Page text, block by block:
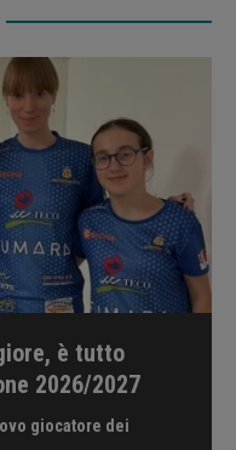
è tutto
2026/2027
giocatore dei